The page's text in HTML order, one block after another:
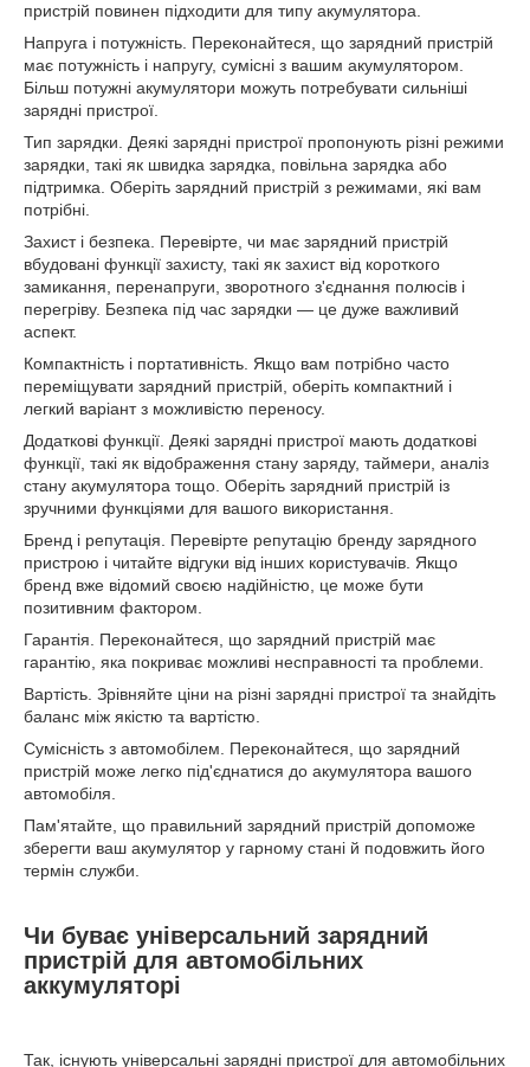
пристрій повинен підходити для типу акумулятора.
Напруга і потужність. Переконайтеся, що зарядний пристрій
має потужність і напругу, сумісні з вашим акумулятором.
Більш потужні акумулятори можуть потребувати сильніші
зарядні пристрої.
Тип зарядки. Деякі зарядні пристрої пропонують різні режими
зарядки, такі як швидка зарядка, повільна зарядка або
підтримка. Оберіть зарядний пристрій з режимами, які вам
потрібні.
Захист і безпека. Перевірте, чи має зарядний пристрій
вбудовані функції захисту, такі як захист від короткого
замикання, перенапруги, зворотного з'єднання полюсів і
перегріву. Безпека під час зарядки — це дуже важливий
аспект.
Компактність і портативність. Якщо вам потрібно часто
переміщувати зарядний пристрій, оберіть компактний і
легкий варіант з можливістю переносу.
Додаткові функції. Деякі зарядні пристрої мають додаткові
функції, такі як відображення стану заряду, таймери, аналіз
стану акумулятора тощо. Оберіть зарядний пристрій із
зручними функціями для вашого використання.
Бренд і репутація. Перевірте репутацію бренду зарядного
пристрою і читайте відгуки від інших користувачів. Якщо
бренд вже відомий своєю надійністю, це може бути
позитивним фактором.
Гарантія. Переконайтеся, що зарядний пристрій має
гарантію, яка покриває можливі несправності та проблеми.
Вартість. Зрівняйте ціни на різні зарядні пристрої та знайдіть
баланс між якістю та вартістю.
Сумісність з автомобілем. Переконайтеся, що зарядний
пристрій може легко під'єднатися до акумулятора вашого
автомобіля.
Пам'ятайте, що правильний зарядний пристрій допоможе
зберегти ваш акумулятор у гарному стані й подовжить його
термін служби.
Чи буває універсальний зарядний
пристрій для автомобільних
аккумуляторі
Так, існують універсальні зарядні пристрої для автомобільних